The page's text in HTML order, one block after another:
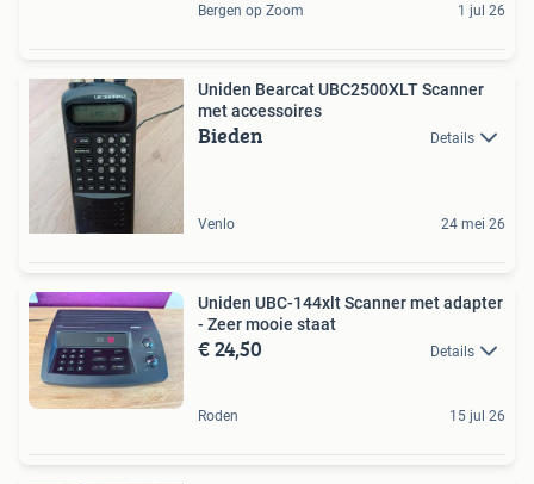
Bergen op Zoom 1 jul 26
Uniden Bearcat UBC2500XLT Scanner
met accessoires
Bieden Details
Venlo 24 mei 26
Uniden UBC-144xlt Scanner met adapter
- Zeer mooie staat
€ 24,50 Details
Roden 15 jul 26